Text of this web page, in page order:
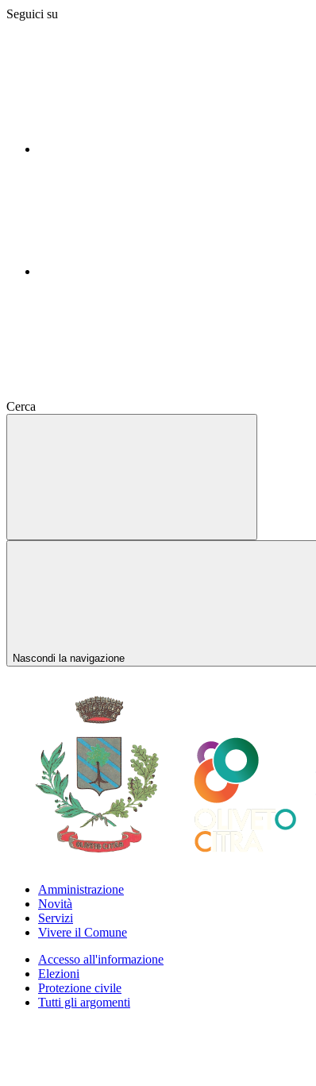
Seguici su
Cerca
Nascondi la navigazione
Amministrazione
Novità
Servizi
Vivere il Comune
Accesso all'informazione
Elezioni
Protezione civile
Tutti gli argomenti